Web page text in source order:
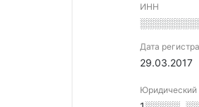
ИНН
Дата
29.03.2017
Юридический